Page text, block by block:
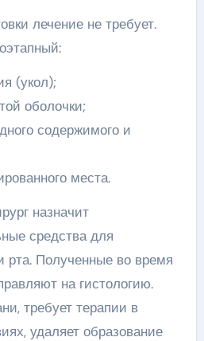
лечение не требует.
(укол);
оболочки;
содержимого и
места.
назначит
средства для
рта. Полученные во время
на гистологию.
требует терапии в
удаляет образование